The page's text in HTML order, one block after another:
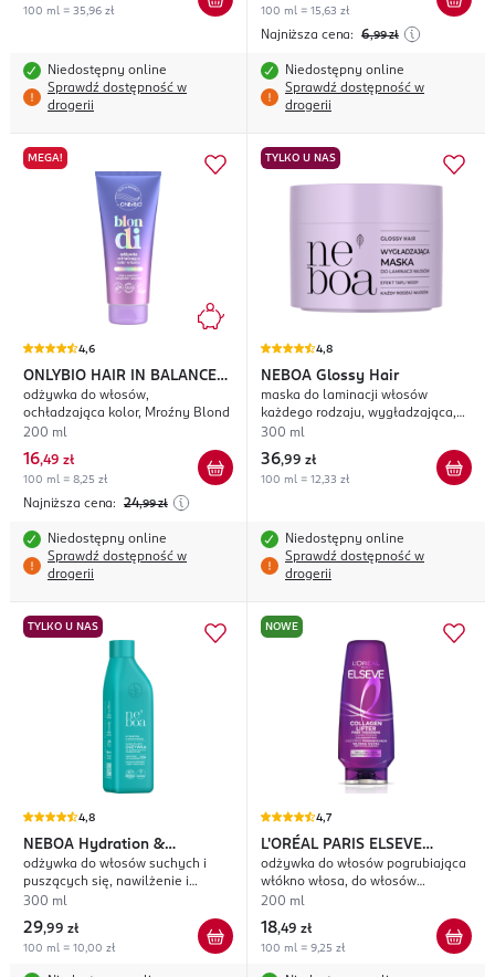
100 ml = 35,96 zł
Niedostępny online
Sprawdź dostępność w
drogerii
100 ml = 15,63 zł
Najniższa cena: 6,99 zł
Niedostępny online
Sprawdź dostępność w
drogerii
MEGA!
4,6
ONLYBIO HAIR IN BALANCE
Blondi
odżywka do włosów,
ochładzająca kolor, Mroźny Blond
200 ml
16,49 zł
100 ml = 8,25 zł
Najniższa cena: 24,99 zł
Niedostępny online
Sprawdź dostępność w
drogerii
TYLKO U NAS
4,8
NEBOA Glossy Hair
maska do laminacji włosów
każdego rodzaju, wygładzająca,
efekt tafli wody
300 ml
36,99 zł
100 ml = 12,33 zł
Niedostępny online
Sprawdź dostępność w
drogerii
TYLKO U NAS
4,8
NEBOA Hydration &
Smoothness
odżywka do włosów suchych i
puszących się, nawilżenie i
wygładzenie
300 ml
29,99 zł
100 ml = 10,00 zł
NOWE
4,7
L'ORÉAL PARIS ELSEVE
Collagen Lifter
odżywka do włosów pogrubiająca
włókno włosa, do włosów
cienkich, pozbawionych objętości
200 ml
18,49 zł
100 ml = 9,25 zł